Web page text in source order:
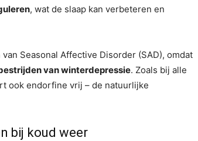
, wat de slaap kan verbeteren en
Seasonal Affective Disorder (SAD), omdat
van winterdepressie. Zoals bij alle
ook endorfine vrij – de natuurlijke
bij koud weer